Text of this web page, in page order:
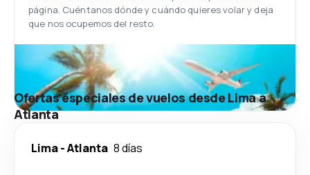
página. Cuéntanos dónde y cuándo quieres volar y deja
que nos ocupemos del resto.
Ofertas especiales de vuelos desde Lima a
Atlanta
Lima-Atlanta 8 días